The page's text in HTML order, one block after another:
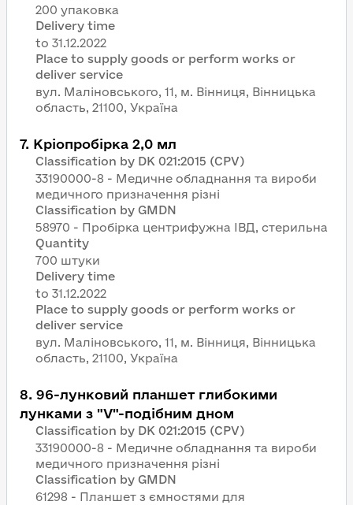
200 упаковка
Delivery time
Place to supply goods or perform works or
deliver service
вул. Маліновського, 11, м. Вінниця, Вінницька
область, 21100, Україна
7. Кріопробірка 2,0 мл
Classification by DK 021:2015 (CPV)
33190000-8 - Медичне обладнання та вироби
медичного призначення різні
Classification by GMDN
58970 - Пробірка центрифужна ІВД, стерильна
Quantity
700 штуки
Delivery time
Place to supply goods or perform works or
deliver service
вул. Маліновського, 11, м. Вінниця, Вінницька
область, 21100, Україна
8. 96-лунковий планшет глибокими
лунками з "V"-подібним дном
Classification by DK 021:2015 (CPV)
33190000-8 - Медичне обладнання та вироби
медичного призначення різні
Classification by GMDN
61298 - Планшет з ємностями для